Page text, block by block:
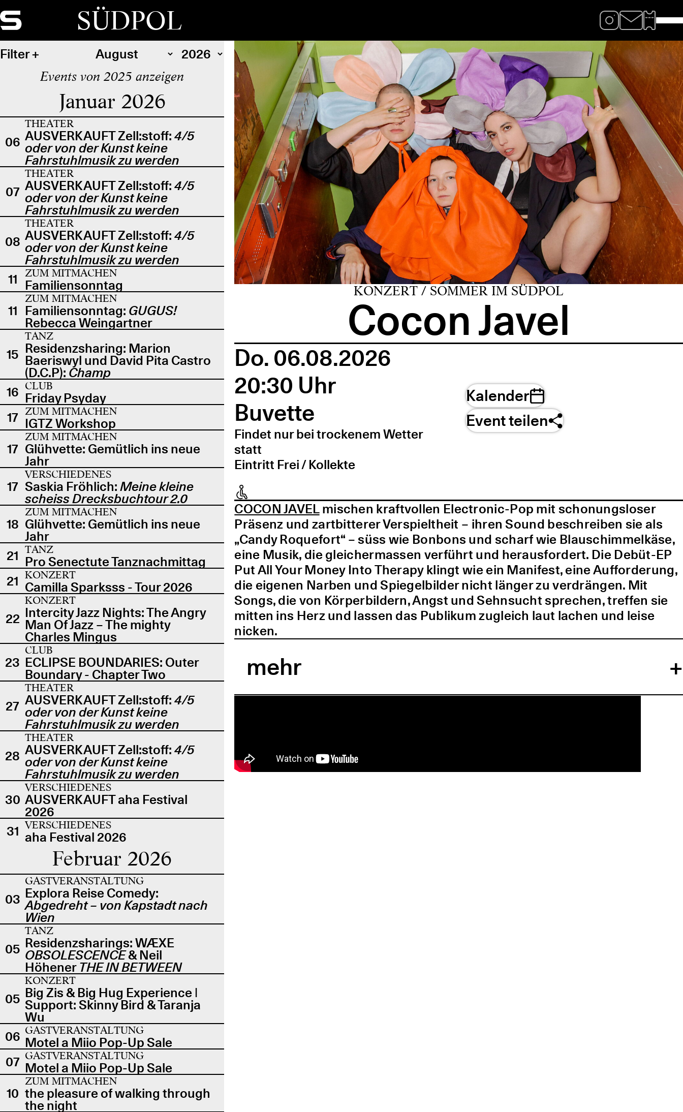
SÜDPOL
Filter
Events von 2025 anzeigen
Januar 2026
06
THEATER
AUSVERKAUFT Zell:stoff: 4/5
oder von der Kunst keine
Fahrstuhlmusik zu werden
07
THEATER
AUSVERKAUFT Zell:stoff: 4/5
oder von der Kunst keine
Fahrstuhlmusik zu werden
08
THEATER
AUSVERKAUFT Zell:stoff: 4/5
oder von der Kunst keine
Fahrstuhlmusik zu werden
11
ZUM MITMACHEN
Familiensonntag
11
ZUM MITMACHEN
Familiensonntag: GUGUS!
Rebecca Weingartner
15
TANZ
Residenzsharing: Marion
Baeriswyl und David Pita Castro
(D.C.P): Champ
16 CLUB
Friday Psyday
17 ZUM MITMACHEN
IGTZ Workshop
17
ZUM MITMACHEN
Glühvette: Gemütlich ins neue
Jahr
17
VERSCHIEDENES
Saskia Fröhlich: Meine kleine
scheiss Drecksbuchtour 2.0
18
ZUM MITMACHEN
Glühvette: Gemütlich ins neue
Jahr
21 TANZ
Pro Senectute Tanznachmittag
21 KONZERT
Camilla Sparksss - Tour 2026
22
KONZERT
Intercity Jazz Nights: The Angry
Man Of Jazz – The mighty
Charles Mingus
23
CLUB
ECLIPSE BOUNDARIES: Outer
Boundary - Chapter Two
27
THEATER
AUSVERKAUFT Zell:stoff: 4/5
oder von der Kunst keine
Fahrstuhlmusik zu werden
28
THEATER
AUSVERKAUFT Zell:stoff: 4/5
oder von der Kunst keine
Fahrstuhlmusik zu werden
30
VERSCHIEDENES
AUSVERKAUFT aha Festival
2026
31 VERSCHIEDENES
aha Festival 2026
Februar 2026
03
GASTVERANSTALTUNG
Explora Reise Comedy:
Abgedreht – von Kapstadt nach
Wien
05
TANZ
Residenzsharings: WÆXE
OBSOLESCENCE& Neil
Höhener THE IN BETWEEN
05
KONZERT
Big Zis & Big Hug Experience |
Support: Skinny Bird & Taranja
Wu
06 GASTVERANSTALTUNG
Motel a Miio Pop-Up Sale
07 GASTVERANSTALTUNG
Motel a Miio Pop-Up Sale
10
ZUM MITMACHEN
the pleasure of walking through
the night
KONZERT / SOMMER IM SÜDPOL
Cocon Javel
Do. 06.08.2026
20:30 Uhr
Buvette
Findet nur bei trockenem Wetter
statt
Eintritt Frei / Kollekte
Kalender
Event teilen
COCON JAVELmischen kraftvollen Electronic-Pop mit schonungsloser
Präsenz und zartbitterer Verspieltheit – ihren Sound beschreiben sie als
„Candy Roquefort“ – süss wie Bonbons und scharf wie Blauschimmelkäse,
eine Musik, die gleichermassen verführt und herausfordert. Die Debüt-EP
Put All Your Money Into Therapy klingt wie ein Manifest, eine Aufforderung,
die eigenen Narben und Spiegelbilder nicht länger zu verdrängen. Mit
Songs, die von Körperbildern, Angst und Sehnsucht sprechen, treffen sie
mitten ins Herz und lassen das Publikum zugleich laut lachen und leise
nicken.
mehr